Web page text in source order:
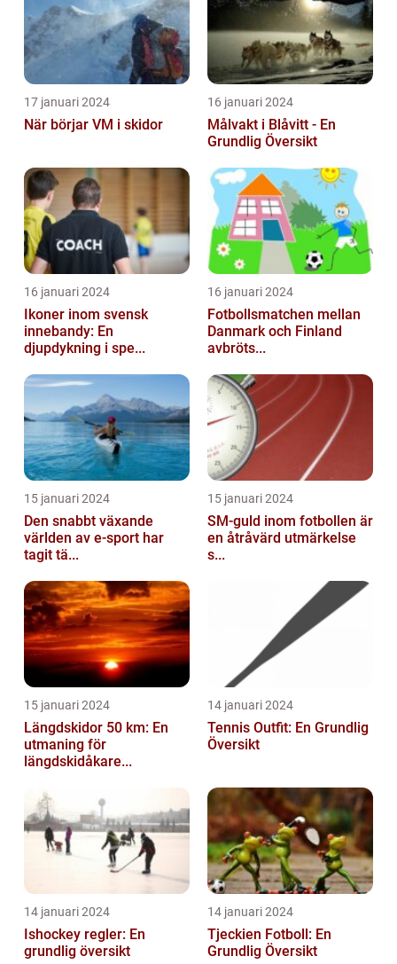
17 januari 2024
När börjar VM i skidor
16 januari 2024
Målvakt i Blåvitt - En
Grundlig Översikt
16 januari 2024
Ikoner inom svensk
innebandy: En
djupdykning i spe...
16 januari 2024
Fotbollsmatchen mellan
Danmark och Finland
avbröts...
15 januari 2024
Den snabbt växande
världen av e-sport har
tagit tä...
15 januari 2024
SM-guld inom fotbollen är
en åtråvärd utmärkelse
s...
15 januari 2024
Längdskidor 50 km: En
utmaning för
längdskidåkare...
14 januari 2024
Tennis Outfit: En Grundlig
Översikt
14 januari 2024
Ishockey regler: En
grundlig översikt
14 januari 2024
Tjeckien Fotboll: En
Grundlig Översikt